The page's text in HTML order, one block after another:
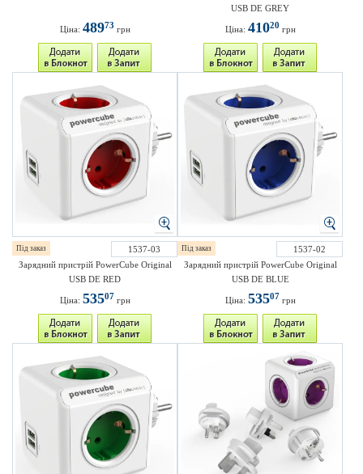
Ціна: 48973 грн
USB DE GREY
Ціна: 41020 грн
Під заказ
1537-03
Зарядний пристрій PowerCube Original
USB DE RED
Ціна: 53507 грн
Під заказ
1537-02
Зарядний пристрій PowerCube Original
USB DE BLUE
Ціна: 53507 грн